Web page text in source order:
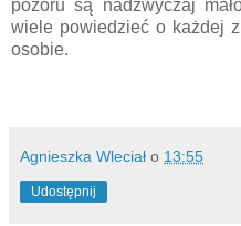
pozoru są nadzwyczaj
wiele powiedzieć o każdej
osobie.
Agnieszka Wleciał o 13:55
Udostępnij